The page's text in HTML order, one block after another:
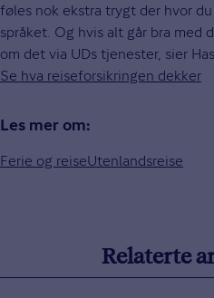
føles nok ekstra trygt der hvor
språket. Og hvis alt går bra med
om det via UDs tjenester, sier
Se hva reiseforsikringen dekker
Les mer om:
Ferie og reiseUtenlandsreise
Relaterte